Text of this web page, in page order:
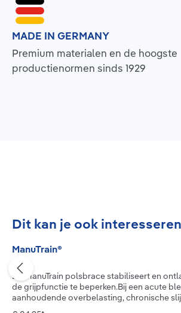
MADE IN GERMANY
Premium materialen en de hoogste
productienormen sinds 1929
Productgalerij overslaan
Dit kan je ook
ManuTrain®
De ManuTrain polsbrace stabiliseert en
de grijpfunctie te beperken.Bij een acute
aanhoudende overbelasting, chronische